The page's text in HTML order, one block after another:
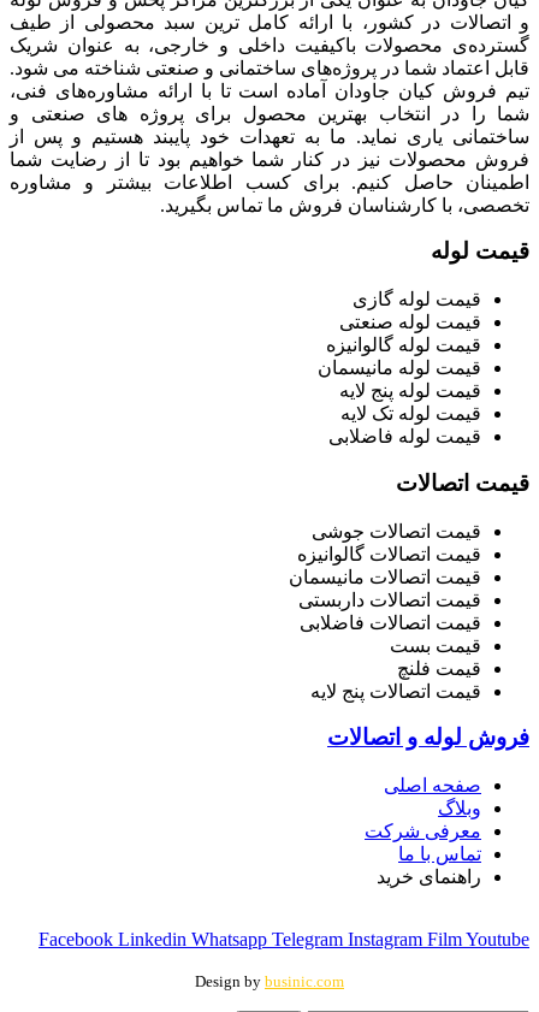
و اتصالات در کشور، با ارائه کامل ترین سبد محصولی از طیف
گسترده‌‌ی محصولات باکیفیت داخلی و خارجی، به عنوان شریک
قابل اعتماد شما در پروژه‌های ساختمانی و صنعتی شناخته می شود.
تیم فروش کیان جاودان آماده است تا با ارائه مشاوره‌های فنی،
شما را در انتخاب بهترین محصول برای پروژه های صنعتی و
ساختمانی یاری نماید. ما به تعهدات خود پایبند هستیم و پس از
فروش محصولات نیز در کنار شما خواهیم بود تا از رضایت شما
اطمینان حاصل کنیم. برای کسب اطلاعات بیشتر و مشاوره
تخصصی، با کارشناسان فروش ما تماس بگیرید.
قیمت لوله
قیمت لوله گازی
قیمت لوله صنعتی
قیمت لوله گالوانیزه
قیمت لوله مانیسمان
قیمت لوله پنج لایه
قیمت لوله تک لایه
قیمت لوله فاضلابی
قیمت اتصالات
قیمت اتصالات جوشی
قیمت اتصالات گالوانیزه
قیمت اتصالات مانیسمان
قیمت اتصالات داربستی
قیمت اتصالات فاضلابی
قیمت بست
قیمت فلنچ
قیمت اتصالات پنج لایه
فروش لوله و اتصالات
صفحه اصلی
وبلاگ
معرفی شرکت
تماس با ما
راهنمای خرید
Facebook Linkedin Whatsapp Telegram Instagram FilmYoutube
Design by businic.com